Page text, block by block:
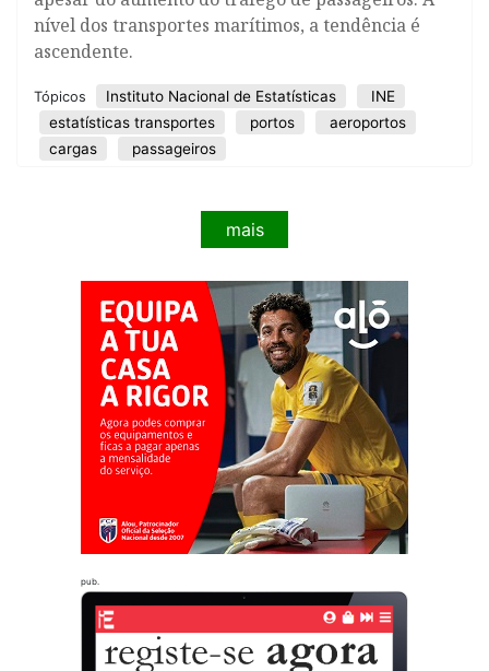
nível dos transportes marítimos, a tendência é
ascendente.
Tópicos Instituto Nacional de Estatísticas
INE
estatísticas transportes
portos
aeroportos
cargas
passageiros
mais
pub.